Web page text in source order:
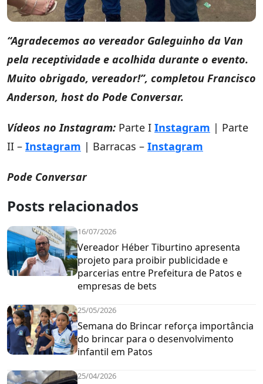
“Agradecemos ao vereador Galeguinho da Van
pela receptividade e acolhida durante o evento.
Muito obrigado, vereador!”, completou Francisco
Anderson, host do Pode Conversar.
Vídeos no Instagram: Parte I Instagram | Parte
II – Instagram | Barracas – Instagram
Pode Conversar
Posts relacionados
16/07/2026
Vereador Héber Tiburtino apresenta
projeto para proibir publicidade e
parcerias entre Prefeitura de Patos e
empresas de bets
25/05/2026
Semana do Brincar reforça importância
do brincar para o desenvolvimento
infantil em Patos
25/04/2026